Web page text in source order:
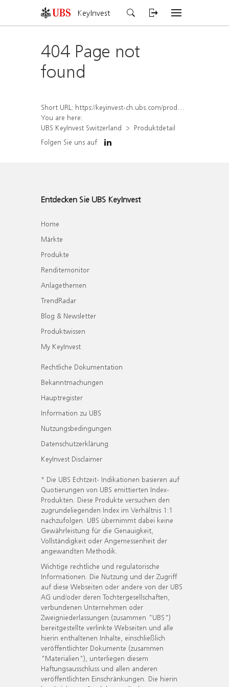
KeyInvest
404 Page not
found
Short URL: https://keyinvest-ch.ubs.com/produkt/detail/index/isin/CH1558304221
You are here:
UBS KeyInvest Switzerland
Produktdetail
Folgen Sie uns auf
Entdecken Sie UBS KeyInvest
Home
Märkte
Produkte
Renditemonitor
Anlagethemen
TrendRadar
Blog & Newsletter
Produktwissen
My KeyInvest
Rechtliche Dokumentation
Bekanntmachungen
Hauptregister
Information zu UBS
Nutzungsbedingungen
Datenschutzerklärung
KeyInvest Disclaimer
* Die UBS Echtzeit- Indikationen basieren auf
Quotierungen von UBS emittierten Index-
Produkten. Diese Produkte versuchen den
zugrundeliegenden Index im Verhältnis 1:1
nachzufolgen. UBS übernimmt dabei keine
Gewährleistung für die Genauigkeit,
Vollständigkeit oder Angemessenheit der
angewandten Methodik.
Wichtige rechtliche und regulatorische
Informationen. Die Nutzung und der Zugriff
auf diese Webseiten oder andere von der UBS
AG und/oder deren Tochtergesellschaften,
verbundenen Unternehmen oder
Zweigniederlassungen (zusammen "UBS")
bereitgestellte verlinkte Webseiten und alle
hierin enthaltenen Inhalte, einschließlich
veröffentlichter Dokumente (zusammen
"Materialien"), unterliegen diesem
Haftungsausschluss und allen anderen
veröffentlichten Einschränkungen. Die hierin